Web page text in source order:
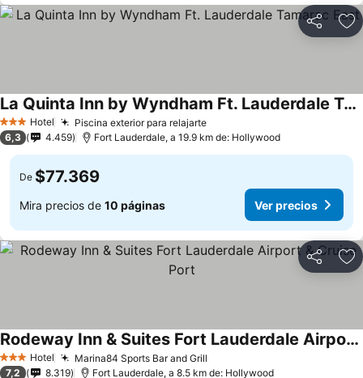
Compartir
3 Estrellas
Hotel Piscina exterior para relajarte
La Quinta Inn by Wyndham Ft. Lauderdale Tamarac East
6,3 4.459 Fort Lauderdale, a 19.9 km de: Hollywood
De $77.369
Mira precios de 10 páginas Ver precios
Compartir
3 Estrellas
Hotel Marina84 Sports Bar and Grill
Rodeway Inn & Suites Fort Lauderdale Airport & Cruise Port
7,2 8.319 Fort Lauderdale, a 8.5 km de: Hollywood